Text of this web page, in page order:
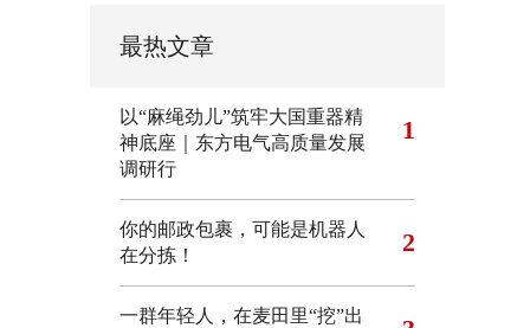
最热文章
以“麻绳劲儿”筑牢大国重器精
神底座｜东方电气高质量发展
调研行
1
你的邮政包裹，可能是机器人
在分拣！
2
一群年轻人，在麦田里“挖”出